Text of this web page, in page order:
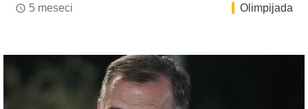
access_time 5 meseci Olimpijada